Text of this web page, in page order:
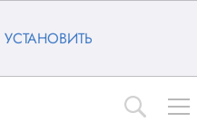
УСТАНОВИТЬ